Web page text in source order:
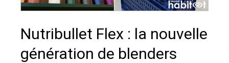
Nutribullet Flex : la nouvelle
génération de blenders